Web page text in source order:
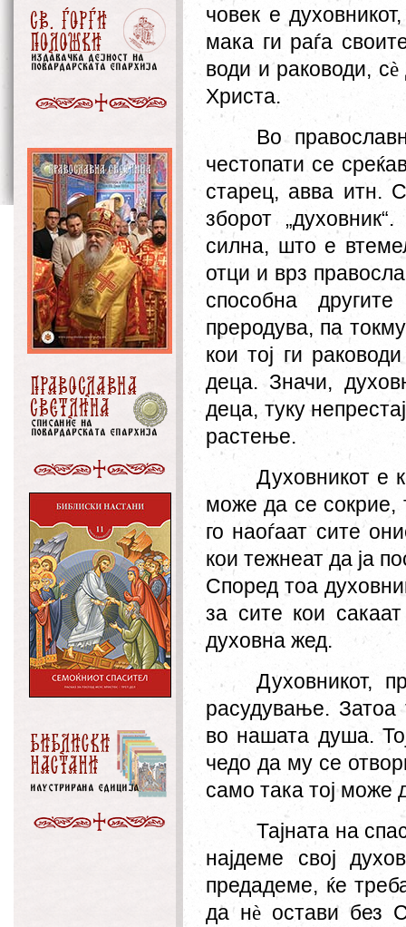
човек е
мака ги раѓа
води и раководи, сè
Христа.
Во
честопати се
старец, авва итн.
зборот „духовник“.
силна, што е
отци и врз
способна
преродува, па
кои тој ги
деца. Значи,
деца, туку
растење.
Духовникот е
може да се сокрие,
го наоѓаат сите
кои тежнеат да ја
Според тоа
за сите кои
духовна жед.
Духовникот,
расудување. Затоа
во нашата душа.
чедо да му се
само така тој може
Тајната на
најдеме свој
предадеме, ќе
да нè остави без